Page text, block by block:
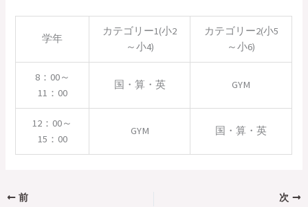
学年
カテゴリー1(小2
～小4)
カテゴリー2(小5
～小6)
8：00～
11：00
国・算・英 GYM
12：00～
15：00
GYM 国・算・英
前 次